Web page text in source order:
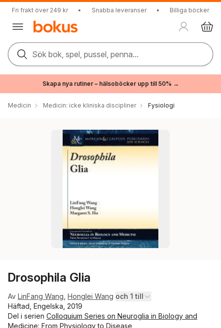
Fri frakt över 249 kr • Snabba leveranser • Billiga böcker
Sök bok, spel, pussel, penna...
Skapa nya rutiner – hälsoböcker upp till 50% →
Medicin Medicin: icke kliniska discipliner Fysiologi
Drosophila Glia
Av LinFang Wang Honglei Wang och 1 till
Häftad, Engelska, 2019
Del i serien Colloquium Series on Neuroglia in Biology and
Medicine: From Physiology to Disease